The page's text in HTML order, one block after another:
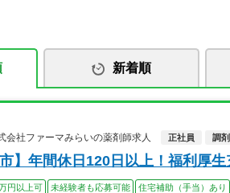
新着順
社ファーマみらいの薬剤師求人
正社員 調
市】年間休日120日以上！福利厚
円以上可 未経験者も応募可能 住宅補助（手当）あり